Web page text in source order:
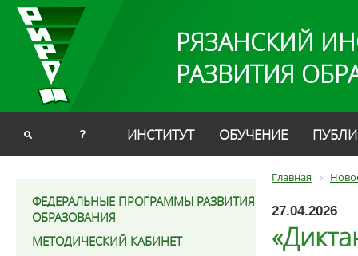
РЯЗАНСКИЙ
РАЗВИТИЯ
? ИНСТИТУТ ОБУЧЕНИЕ
ФЕДЕРАЛЬНЫЕ ПРОГРАММЫ РАЗВИТИЯ
ОБРАЗОВАНИЯ
МЕТОДИЧЕСКИЙ КАБИНЕТ
Главная
27.04.2026